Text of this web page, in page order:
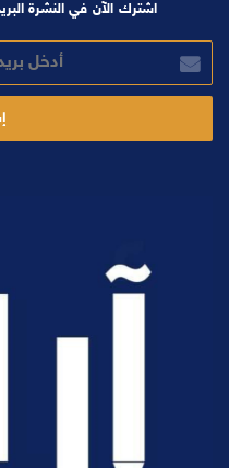
اشترك الآن في النشرة
بريدك
الإلكتروني